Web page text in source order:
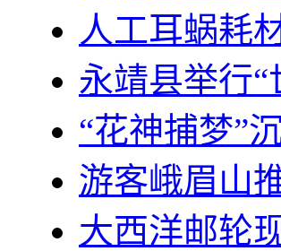
人工耳蜗耗
永靖县举行“
“花神捕梦”
游客峨眉山
大西洋邮轮